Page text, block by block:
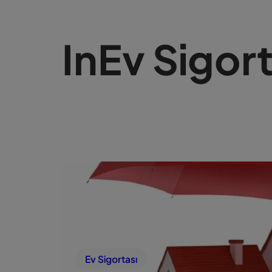
InEv
Ev Sigortası